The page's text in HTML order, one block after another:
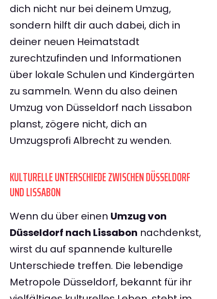
dich nicht nur bei deinem Umzug,
sondern hilft dir auch dabei, dich in
deiner neuen Heimatstadt
zurechtzufinden und Informationen
über lokale Schulen und Kindergärten
zu sammeln. Wenn du also deinen
Umzug von Düsseldorf nach Lissabon
planst, zögere nicht, dich an
Umzugsprofi Albrecht zu wenden.
KULTURELLE UNTERSCHIEDE ZWISCHEN DÜSSELDORF
UND LISSABON
Wenn du über einen Umzug von
Düsseldorf nach Lissabon nachdenkst,
wirst du auf spannende kulturelle
Unterschiede treffen. Die lebendige
Metropole Düsseldorf, bekannt für ihr